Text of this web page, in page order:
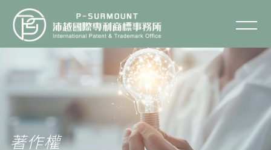
著作權
關於沛越
服務項目
聯絡我們
著作權